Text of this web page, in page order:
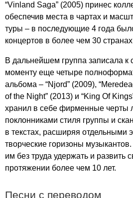
“Vinland Saga” (2005) принес
обеспечив места в чартах и
туры – в последующие 4 года
концертов в более чем 30
В дальнейшем группа записала к
моменту еще четыре
альбома – “Njord” (2009), “
of the Night” (2013) и “King Of Kings
хранил в себе фирменные черты
поклонниками стиля группы и
в текстах, расширяя отдельными
творческие горизоны
им без труда удержать и развить
протяжении более чем 10 лет.
Песни с переводом